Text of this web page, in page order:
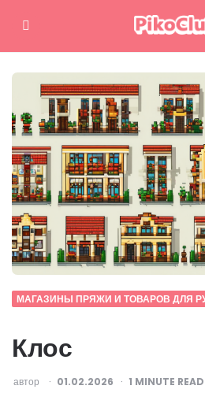
Меню
МАГАЗИНЫ ПРЯЖИ И ТОВАРОВ ДЛЯ
Клос
ОПУБЛИКОВАНО
автор 01.02.2026 1 MINUTE READ